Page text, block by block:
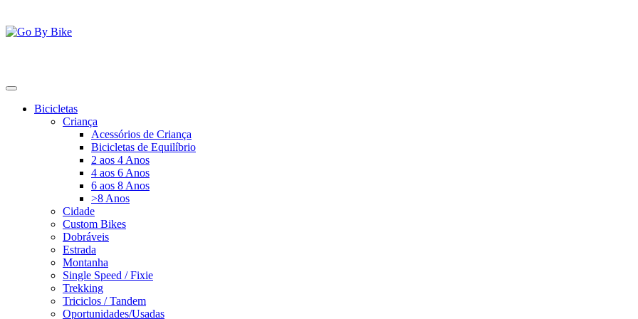
para
o
Bicicletas
Criança
Acessórios de Criança
Bicicletas de Equilíbrio
2 aos 4 Anos
4 aos 6 Anos
6 aos 8 Anos
>8 Anos
Cidade
Custom Bikes
Dobráveis
Estrada
Montanha
Single Speed / Fixie
Trekking
Triciclos / Tandem
Oportunidades/Usadas